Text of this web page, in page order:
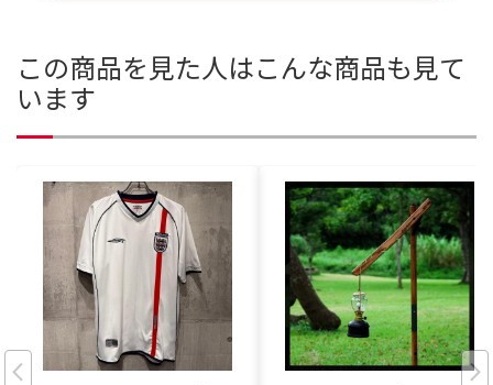
この商品を見た人はこんな商品も見て
います